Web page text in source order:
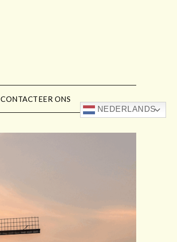
CONTACTEER ONS
NEDERLANDS